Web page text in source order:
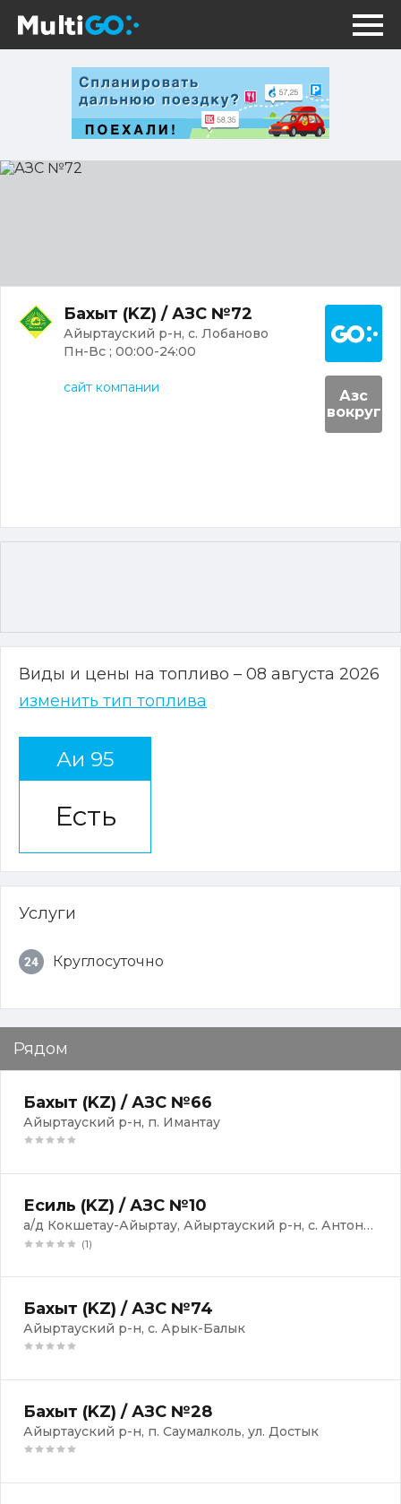
АЗС
Бахыт (KZ) / АЗС №72
Айыртауский р-н, с. Лобаново
Пн-Вс ; 00:00-24:00
сайт компании
Азс
вокруг
Виды и цены на топливо – 08 августа 2026
изменить тип топлива
Аи 95
Есть
Услуги
Круглосуточно
Рядом
Бахыт (KZ) / АЗС №66
Айыртауский р-н, п. Имантау
Есиль (KZ) / АЗС №10
а/д Кокшетау-Айыртау, Айыртауский р-н, с. Антоновка
(1)
Бахыт (KZ) / АЗС №74
Айыртауский р-н, с. Арык-Балык
Бахыт (KZ) / АЗС №28
Айыртауский р-н, п. Саумалколь, ул. Достык